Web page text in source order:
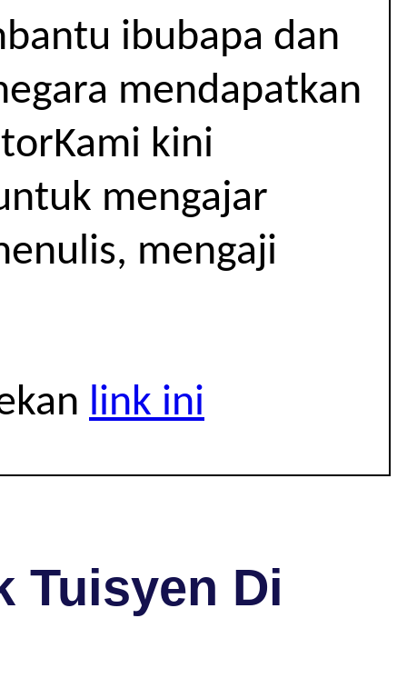
ibubapa dan
mendapatkan
kini
mengajar
mengaji
link ini
Tuisyen Di